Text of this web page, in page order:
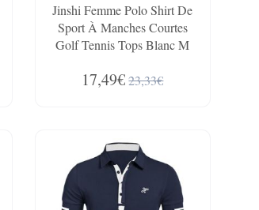
Jinshi Femme Polo Shirt De
Sport À Manches Courtes
Golf Tennis Tops Blanc M
17,49€ 23,33€